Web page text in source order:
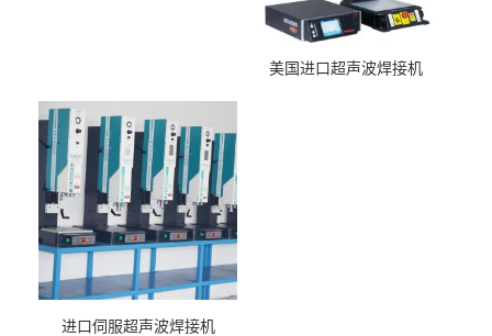
美国进口超声波焊接机
进口伺服超声波焊接机